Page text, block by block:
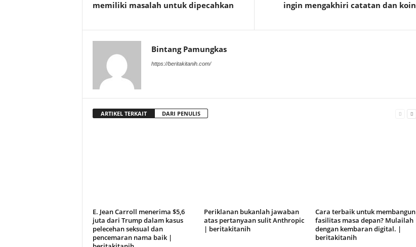
memiliki masalah untuk dipecahkan
ingin mengakhiri catatan dan koin
Bintang Pamungkas
https://beritakitanih.com/
ARTIKEL TERKAIT DARI PENULIS
E. Jean Carroll menerima $5,6
juta dari Trump dalam kasus
pelecehan seksual dan
pencemaran nama baik |
Periklanan bukanlah jawaban
atas pertanyaan sulit Anthropic
| beritakitanih
Cara terbaik untuk membangun
fasilitas masa depan? Mulailah
dengan kembaran digital. |
beritakitanih